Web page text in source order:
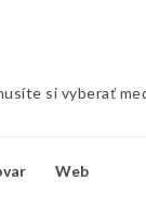
si vyberať
Web